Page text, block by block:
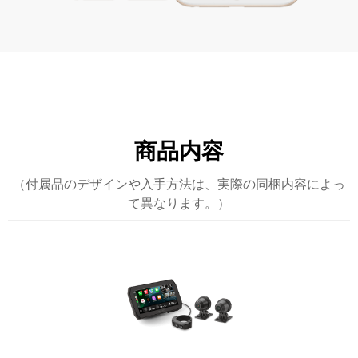
商品内容
（付属品のデザインや入手方法は、実際の同梱内容によっ
て異なります。）